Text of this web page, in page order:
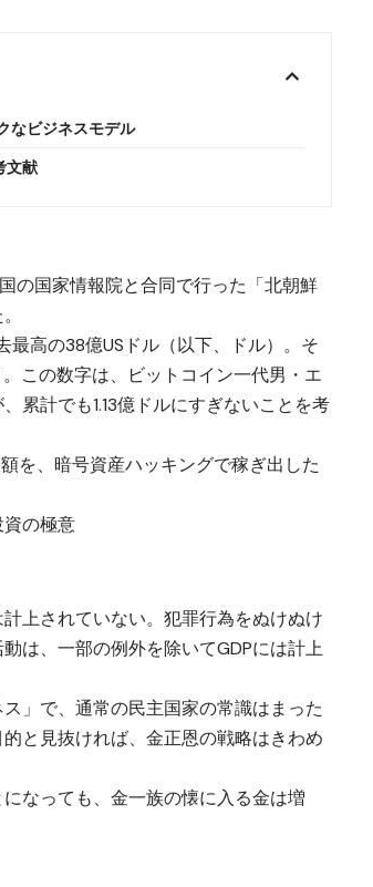
なビジネスモデル
文献
の国家情報院と合同で行った「北朝鮮
高の38億USドル（以下、ドル）。そ
この数字は、ビットコイン一代男・エ
累計でも1.13億ドルにすぎないことを考
を、暗号資産ハッキングで稼ぎ出した
の極意
上されていない。犯罪行為をぬけぬけ
は、一部の例外を除いてGDPには計上
」で、通常の民主国家の常識はまった
と見抜ければ、金正恩の戦略はきわめ
なっても、金一族の懐に入る金は増